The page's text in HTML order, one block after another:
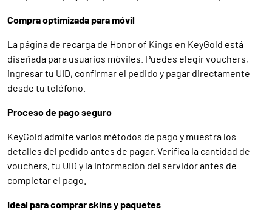
Compra optimizada para móvil
La página de recarga de Honor of Kings en KeyGold está
diseñada para usuarios móviles. Puedes elegir vouchers,
ingresar tu UID, confirmar el pedido y pagar directamente
desde tu teléfono.
Proceso de pago seguro
KeyGold admite varios métodos de pago y muestra los
detalles del pedido antes de pagar. Verifica la cantidad de
vouchers, tu UID y la información del servidor antes de
completar el pago.
Ideal para comprar skins y paquetes